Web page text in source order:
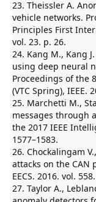
23. Theissler A.
vehicle networks.
Principles First
vol. 23. p. 26.
24. Kang M., Kang
using deep neural
Proceedings of the
(VTC Spring), IEEE.
25. Marchetti M.,
messages through
the 2017 IEEE
1577–1583.
26. Chockalingam
attacks on the
EECS. 2016. vol.
27. Taylor A.,